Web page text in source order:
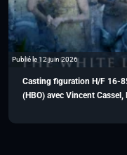
Publié le 12 juin 2026
Casting figuration H/F 16-
(HBO) avec Vincent